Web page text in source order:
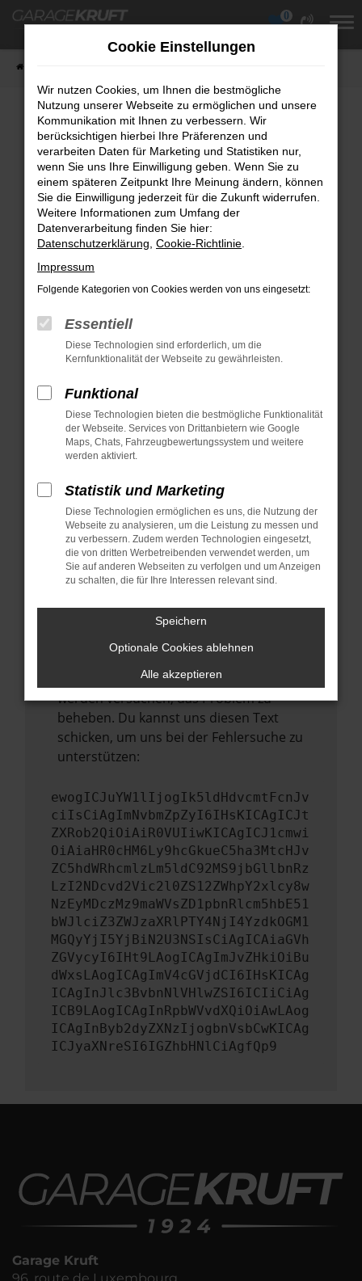
Zum
0
Fehler: Network Error
Beim Laden ist ein Fehler aufgetreten.
Hier sind ein paar Tipps, die dir helfen können:
Überprüfe deine Firewall und deine
Internetverbindung.
Laden andere Webseiten, zum Beispiel
deine Suchmaschine?
Manche Erweiterungen, wie Werbeblocker,
können das Laden bestimmter Seiten
verhindern. Funktioniert die Seite in einem
anderen Browser oder in einem privaten
Fenster?
Starte dein Gerät neu.
Das kann manchmal helfen,
Stelle sicher, dass dein Browser und dein
Betriebssystem auf dem neuesten Stand
sind.
Veraltete Software birgt nicht nur ein
Sicherheitsrisiko, sondern kann auch dazu
mehr unterstützt werden.
Wende dich an den Webseitenbetreiber.
Wenn du alle oben genannten Schritte
versucht hast, kontaktiere uns bitte. Wir
werden versuchen, das Problem zu
beheben. Du kannst uns diesen Text
schicken, um uns bei der Fehlersuche zu
unterstützen:
ewogICJuYW1lIjogIk5ldHdvcmtFcnJv
ciIsCiAgImNvbmZpZyI6IHsKICAgICJt
ZXRob2QiOiAiR0VUIiwKICAgICJ1cmwi
OiAiaHR0cHM6Ly9hcGkueC5ha3MtcHJv
ZC5hdWRhcmlzLm5ldC92MS9jbGllbnRz
LzI2NDcvd2Vic2l0ZS12ZWhpY2xlcy8w
NzEyMDczMz9maWVsZD1pbnRlcm5hbE51
bWJlciZ3ZWJzaXRlPTY4NjI4YzdkOGM1
MGQyYjI5YjBiN2U3NSIsCiAgICAiaGVh
ZGVycyI6IHt9LAogICAgImJvZHkiOiBu
dWxsLAogICAgImV4cGVjdCI6IHsKICAg
ICAgInJlc3BvbnNlVHlwZSI6ICIiCiAg
ICB9LAogICAgInRpbWVvdXQiOiAwLAog
ICAgInByb2dyZXNzIjogbnVsbCwKICAg
ICJyaXNreSI6IGZhbHNlCiAgfQp9
Garage Kruft
Cookie Einstellungen
Wir nutzen Cookies, um Ihnen die bestmögliche
Nutzung unserer Webseite zu ermöglichen und unsere
Kommunikation mit Ihnen zu verbessern. Wir
berücksichtigen hierbei Ihre Präferenzen und
verarbeiten Daten für Marketing und Statistiken nur,
wenn Sie uns Ihre Einwilligung geben. Wenn Sie zu
einem späteren Zeitpunkt Ihre Meinung ändern, können
Sie die Einwilligung jederzeit für die Zukunft widerrufen.
Weitere Informationen zum Umfang der
Datenverarbeitung finden Sie hier:
Datenschutzerklärung Cookie-Richtlinie
Impressum
Folgende Kategorien von Cookies werden von uns eingesetzt:
Essentiell
Diese Technologien sind erforderlich, um die
Kernfunktionalität der Webseite zu gewährleisten.
Funktional
Diese Technologien bieten die bestmögliche Funktionalität
der Webseite. Services von Drittanbietern wie Google
Maps, Chats, Fahrzeugbewertungssystem und weitere
werden aktiviert.
Statistik und Marketing
Diese Technologien ermöglichen es uns, die Nutzung der
Webseite zu analysieren, um die Leistung zu messen und
zu verbessern. Zudem werden Technologien eingesetzt,
die von dritten Werbetreibenden verwendet werden, um
Sie auf anderen Webseiten zu verfolgen und um Anzeigen
zu schalten, die für Ihre Interessen relevant sind.
Speichern
Optionale Cookies ablehnen
Alle akzeptieren